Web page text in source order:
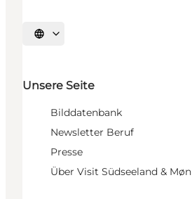
Sprache auswählen
Unsere Seite
Bilddatenbank
Newsletter Beruf
Presse
Über Visit Südseeland & Møn